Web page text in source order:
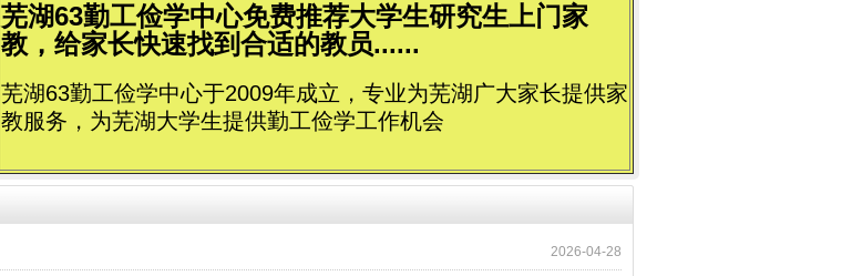
芜湖63勤工俭学中心免费推荐大学生研究生上门家
教，给家长快速找到合适的教员......
芜湖63勤工俭学中心于2009年成立，专业为芜湖广大家长提供家
教服务，为芜湖大学生提供勤工俭学工作机会
2026-04-28